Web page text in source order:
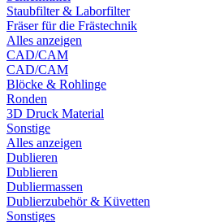
Staubfilter & Laborfilter
Fräser für die Frästechnik
Alles anzeigen
CAD/CAM
CAD/CAM
Blöcke & Rohlinge
Ronden
3D Druck Material
Sonstige
Alles anzeigen
Dublieren
Dublieren
Dubliermassen
Dublierzubehör & Küvetten
Sonstiges